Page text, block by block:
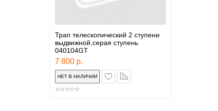
Трап телескопический 2 ступени
выдвижной,серая ступень
040104GT
7 800 р.
в закладки